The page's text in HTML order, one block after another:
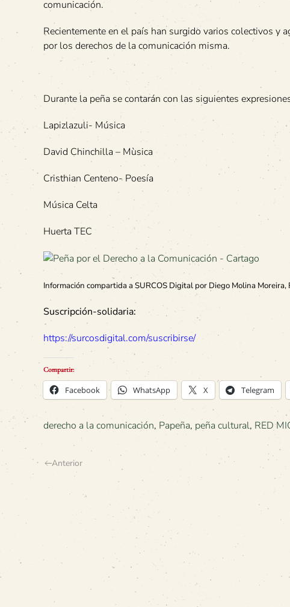
comunicación.
Recientemente en el país han surgido varios colectivos y
por los derechos de la comunicación misma.
Durante la peña se contarán con las siguientes
Lapizlazuli- Música
David Chinchilla – Mùsica
Cristhian Centeno- Poesía
Música Celta
Huerta TEC
Información compartida a SURCOS Digital por Diego Molina Moreira,
Suscripción-solidaria:
https://surcosdigital.com/suscribirse/
Compartir:
Facebook WhatsApp X Telegram
derecho a la comunicación, Papeña, peña cultural, RED
Anterior